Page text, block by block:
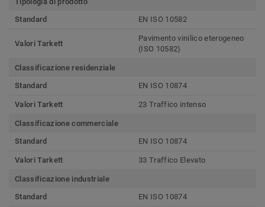
Standard
EN ISO 10582
Valori Tarkett
Pavimento vinilico eterogeneo
(ISO 10582)
Classificazione residenziale
Standard
EN ISO 10874
Valori Tarkett 23 Traffico intenso
Classificazione commerciale
Standard
EN ISO 10874
Valori Tarkett 33 Traffico Elevato
Classificazione industriale
Standard
EN ISO 10874